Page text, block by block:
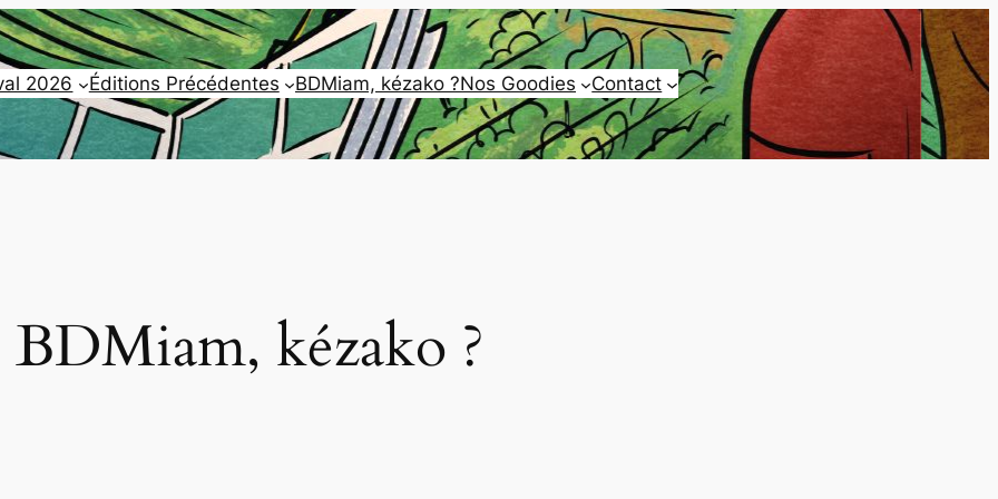
2026 Éditions Précédentes BDMiam, kézako ?Nos Goodies Contact
BDMiam, kézako ?